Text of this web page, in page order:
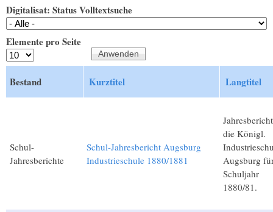
Digitalisat: Status Volltextsuche
Elemente pro Seite
Bestand Kurztitel Langtitel
Schul-
Jahresberichte
Schul-Jahresbericht Augsburg
Industrieschule 1880/1881
die Königl.
Augsburg
Schuljahr
1880/81.